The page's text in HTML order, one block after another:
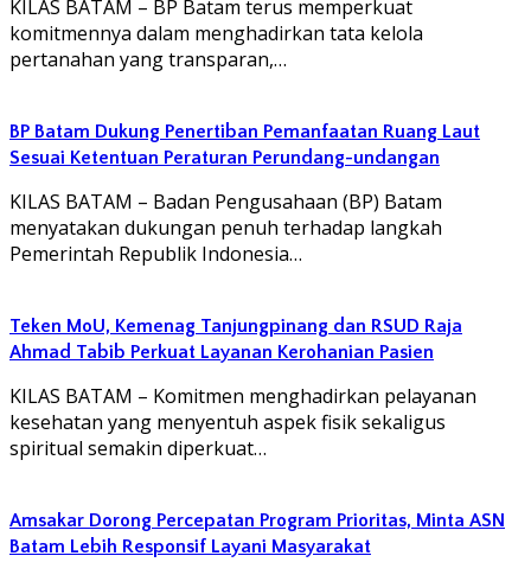
KILAS BATAM – BP Batam terus memperkuat
komitmennya dalam menghadirkan tata kelola
pertanahan yang transparan,…
BP Batam Dukung Penertiban Pemanfaatan Ruang Laut
Sesuai Ketentuan Peraturan Perundang-undangan
KILAS BATAM – Badan Pengusahaan (BP) Batam
menyatakan dukungan penuh terhadap langkah
Pemerintah Republik Indonesia…
Teken MoU, Kemenag Tanjungpinang dan RSUD Raja
Ahmad Tabib Perkuat Layanan Kerohanian Pasien
KILAS BATAM – Komitmen menghadirkan pelayanan
kesehatan yang menyentuh aspek fisik sekaligus
spiritual semakin diperkuat…
Amsakar Dorong Percepatan Program Prioritas, Minta ASN
Batam Lebih Responsif Layani Masyarakat